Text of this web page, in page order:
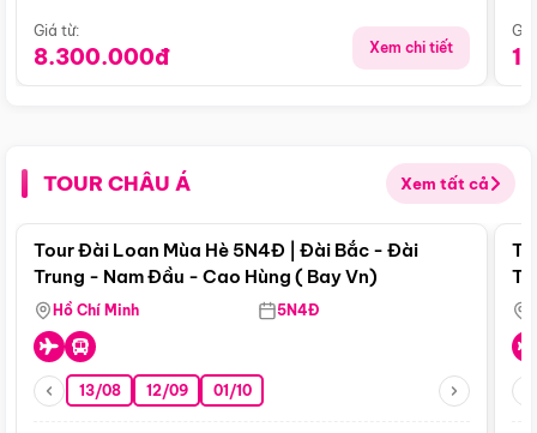
Giá từ:
8.300.000đ Xem chi tiết
TOUR CHÂU Á Xem tất cả
Điểm nổi bật
Tour Đài Loan Mùa Hè 5N4Đ | Đài Bắc - Đài
Trung - Nam Đầu - Cao Hùng ( Bay Vn)
Hồ Chí Minh 5N4Đ
13/08 12/09 01/10